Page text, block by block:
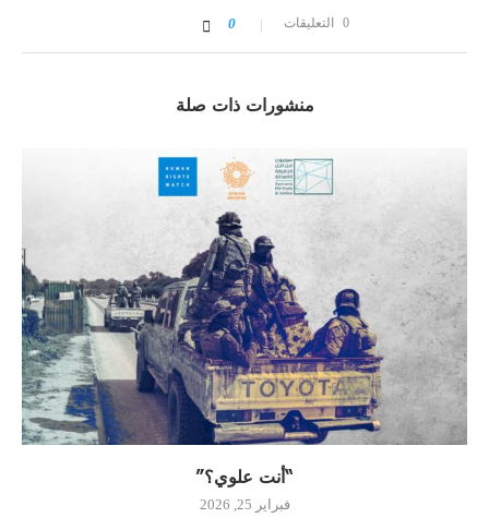
0 التعليقات 0
منشورات ذات صلة
“أنت علوي؟”
فبراير 25, 2026